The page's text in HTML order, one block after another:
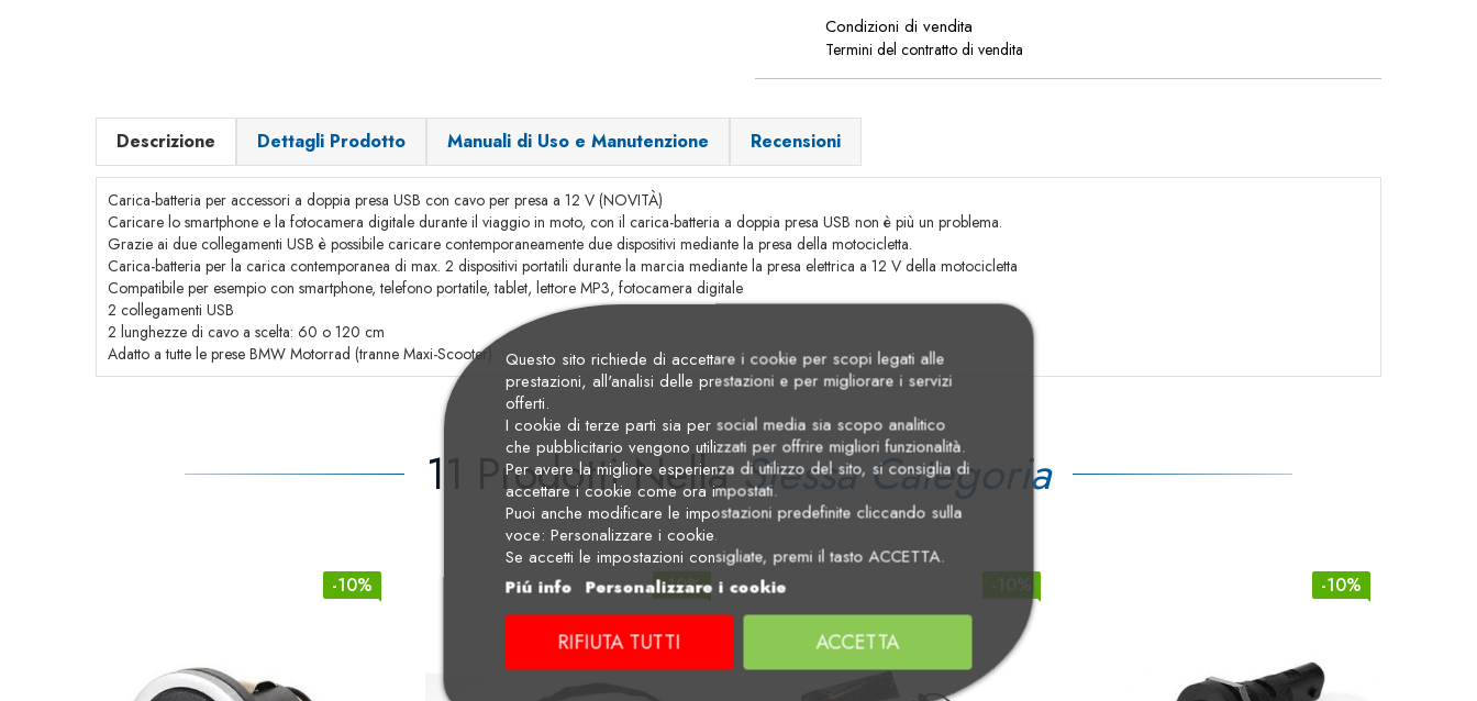
Condizioni di vendita
Termini del contratto di vendita
Descrizione Dettagli Prodotto Manuali di Uso e Manutenzione Recensioni
Carica-batteria per accessori a doppia presa USB con cavo per presa a 12 V (NOVITÀ)
Caricare lo smartphone e la fotocamera digitale durante il viaggio in moto, con il carica-batteria a doppia presa USB non è più un problema.
Grazie ai due collegamenti USB è possibile caricare contemporaneamente due dispositivi mediante la presa della motocicletta.
Carica-batteria per la carica contemporanea di max. 2 dispositivi portatili durante la marcia mediante la presa elettrica a 12 V della motocicletta
Compatibile per esempio con smartphone, telefono portatile, tablet, lettore MP3, fotocamera digitale
2 collegamenti USB
2 lunghezze di cavo a scelta: 60 o 120 cm
Adatto a tutte le prese BMW Motorrad (tranne Maxi-Scooter)
11 Prodotti NellaStessa Categoria
-10% -10% -10% -10%
Questo sito richiede di accettare i cookie per scopi legati alle
prestazioni, all'analisi delle prestazioni e per migliorare i servizi
offerti.
I cookie di terze parti sia per social media sia scopo analitico
che pubblicitario vengono utilizzati per offrire migliori funzionalità.
Per avere la migliore esperienza di utilizzo del sito, si consiglia di
accettare i cookie come ora impostati.
Puoi anche modificare le impostazioni predefinite cliccando sulla
voce: Personalizzare i cookie.
Se accetti le impostazioni consigliate, premi il tasto ACCETTA.
Piú info Personalizzare i cookie
RIFIUTA TUTTI ACCETTA